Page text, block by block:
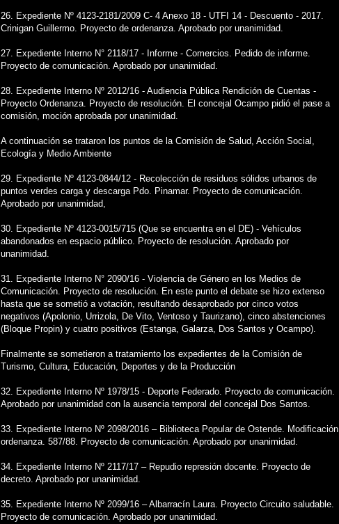
26. Expediente Nº 4123-2181/2009 C- 4 Anexo 18 - UTFI 14 - Descuento - 2017.
Crinigan Guillermo. Proyecto de ordenanza. Aprobado por unanimidad.
27. Expediente Interno N° 2118/17 - Informe - Comercios. Pedido de informe.
Proyecto de comunicación. Aprobado por unanimidad.
28. Expediente Interno Nº 2012/16 - Audiencia Pública Rendición de Cuentas -
Proyecto Ordenanza. Proyecto de resolución. El concejal Ocampo pidió el pase a
comisión, moción aprobada por unanimidad.
A continuación se trataron los puntos de la Comisión de Salud, Acción Social,
Ecología y Medio Ambiente
29. Expediente Nº 4123-0844/12 - Recolección de residuos sólidos urbanos de
puntos verdes carga y descarga Pdo. Pinamar. Proyecto de comunicación.
Aprobado por unanimidad,
30. Expediente Nº 4123-0015/715 (Que se encuentra en el DE) - Vehículos
abandonados en espacio público. Proyecto de resolución. Aprobado por
unanimidad.
31. Expediente Interno N° 2090/16 - Violencia de Género en los Medios de
Comunicación. Proyecto de resolución. En este punto el debate se hizo extenso
hasta que se sometió a votación, resultando desaprobado por cinco votos
negativos (Apolonio, Urrizola, De Vito, Ventoso y Taurizano), cinco abstenciones
(Bloque Propin) y cuatro positivos (Estanga, Galarza, Dos Santos y Ocampo).
Finalmente se sometieron a tratamiento los expedientes de la Comisión de
Turismo, Cultura, Educación, Deportes y de la Producción
32. Expediente Interno Nº 1978/15 - Deporte Federado. Proyecto de comunicación.
Aprobado por unanimidad con la ausencia temporal del concejal Dos Santos.
33. Expediente Interno Nº 2098/2016 – Biblioteca Popular de Ostende. Modificación
ordenanza. 587/88. Proyecto de comunicación. Aprobado por unanimidad.
34. Expediente Interno Nº 2117/17 – Repudio represión docente. Proyecto de
decreto. Aprobado por unanimidad.
35. Expediente Interno Nº 2099/16 – Albarracín Laura. Proyecto Circuito saludable.
Proyecto de comunicación. Aprobado por unanimidad.